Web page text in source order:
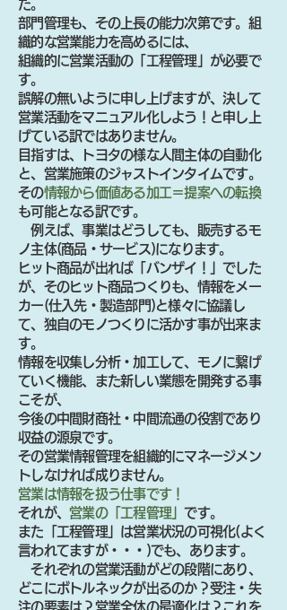
た。
部門管理も、その上長の能力次第です。組
織的な営業能力を高めるには、
組織的に営業活動の「工程管理」が必要で
す。
誤解の無いように申し上げますが、決して
営業活動をマニュアル化しよう！と申し上
げている訳ではありません。
目指すは、トヨタの様な人間主体の自動化
と、営業施策のジャストインタイムです。
その情報から価値ある加工＝提案への転換
も可能となる訳です。
例えば、事業はどうしても、販売するモ
ノ主体(商品・サービス)になります。
ヒット商品が出れば「バンザイ！」でした
が、そのヒット商品つくりも、情報をメー
カー(仕入先・製造部門)と様々に協議し
て、独自のモノつくりに活かす事が出来ま
す。
情報を収集し分析・加工して、モノに繋げ
ていく機能、また新しい業態を開発する事
こそが、
今後の中間財商社・中間流通の役割であり
収益の源泉です。
その営業情報管理を組織的にマネージメン
トしなければ成りません。
営業は情報を扱う仕事です！
それが、 営業の「工程管理」です。
また「工程管理」は営業状況の可視化(よく
言われてますが・・・)でも、あります。
それぞれの営業活動がどの段階にあり、
どこにボトルネックが出るのか？受注・失
注の要素は？営業全体の最適化は？これを